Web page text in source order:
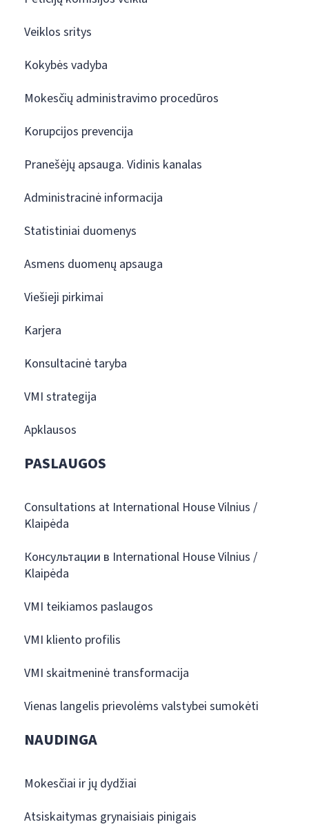
Veiklos sritys
Kokybės vadyba
Mokesčių administravimo procedūros
Korupcijos prevencija
Pranešėjų apsauga. Vidinis kanalas
Administracinė informacija
Statistiniai duomenys
Asmens duomenų apsauga
Viešieji pirkimai
Karjera
Konsultacinė taryba
VMI strategija
Apklausos
PASLAUGOS
Consultations at International House Vilnius /
Klaipėda
Консультации в International House Vilnius /
Klaipėda
VMI teikiamos paslaugos
VMI kliento profilis
VMI skaitmeninė transformacija
Vienas langelis prievolėms valstybei sumokėti
NAUDINGA
Mokesčiai ir jų dydžiai
Atsiskaitymas grynaisiais pinigais